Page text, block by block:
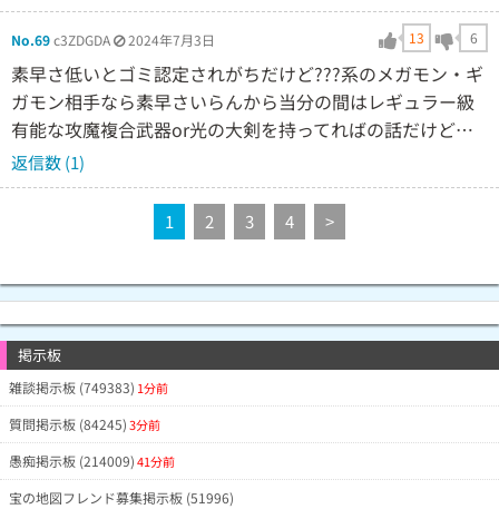
No.69c3ZDGDA 2024年7月3日 13 6
素早さ低いとゴミ認定されがちだけど???系のメガモン・ギ
ガモン相手なら素早さいらんから当分の間はレギュラー級
有能な攻魔複合武器or光の大剣を持ってればの話だけど…
返信数 (1)
1 2 3 4 >
掲示板
雑談掲示板 (749383) 1分前
質問掲示板 (84245)3分前
愚痴掲示板 (214009)41分前
宝の地図フレンド募集掲示板 (51996)